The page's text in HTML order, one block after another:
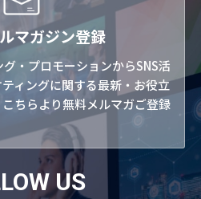
マガジン登録
・プロモーションからSNS活
ィングに関する最新・お役立
ちらより無料メルマガご登録
US